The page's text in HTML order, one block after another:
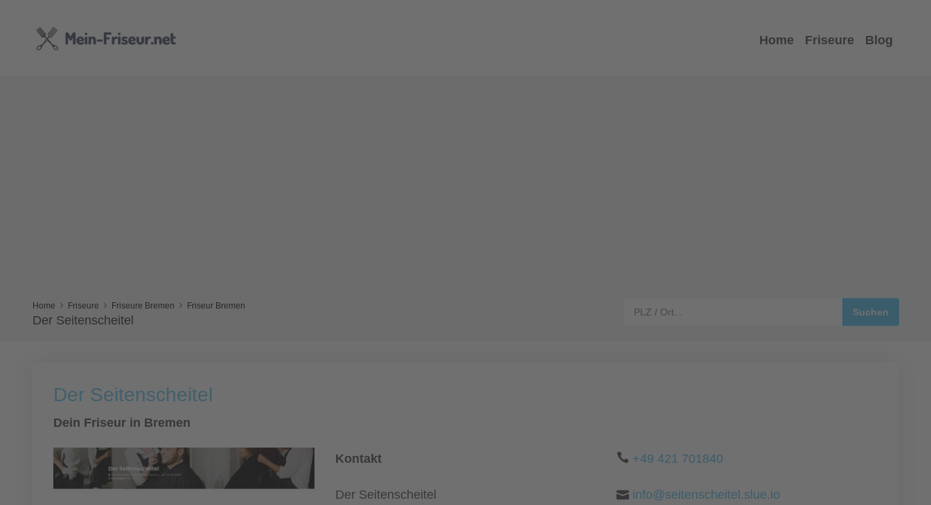
Home Friseure Blog
Home Friseure Friseure Bremen Friseur Bremen
Der Seitenscheitel
Der Seitenscheitel
Dein Friseur in Bremen
Kontakt
Der Seitenscheitel
+49 421 701840
info@seitenscheitel.slue.io